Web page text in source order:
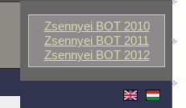
Zsennyei BOT 2010
Zsennyei BOT 2011
Zsennyei BOT 2012